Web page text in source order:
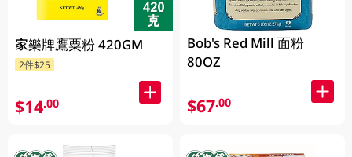
家樂牌鷹粟粉 420GM
2件$25
$14.00
Bob's Red Mill 面粉
80OZ
$67.00